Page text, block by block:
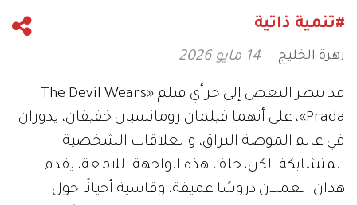
#تنمية ذاتية
زهرة الخليج 14 مايو 2026
قد ينظر البعض إلى جزأي فيلم «The Devil Wears
Prada»، على أنهما فيلمان رومانسيان خفيفان، يدوران
في عالم الموضة البراق، والعلاقات الشخصية
المتشابكة. لكن، خلف هذه الواجهة اللامعة، يقدم
هذان العملان دروسًا عميقة، وقاسية أحيانًا حول